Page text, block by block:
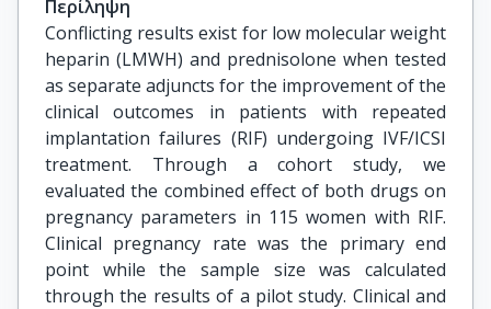
Περίληψη
Conflicting results exist for low molecular weight
heparin (LMWH) and prednisolone when tested
as separate adjuncts for the improvement of the
clinical outcomes in patients with repeated
implantation failures (RIF) undergoing IVF/ICSI
treatment. Through a cohort study, we
evaluated the combined effect of both drugs on
pregnancy parameters in 115 women with RIF.
Clinical pregnancy rate was the primary end
point while the sample size was calculated
through the results of a pilot study. Clinical and